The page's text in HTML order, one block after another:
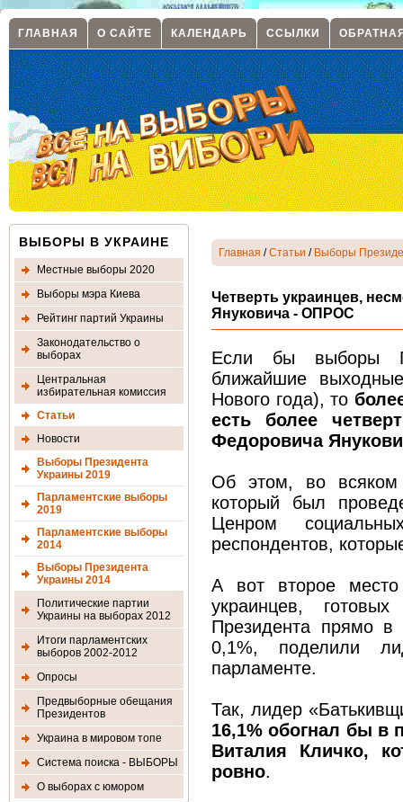
ГЛАВНАЯ О САЙТЕ КАЛЕНДАРЬ ССЫЛКИ
ВЫБОРЫ В УКРАИНЕ
Местные выборы 2020
Выборы мэра Киева
Рейтинг партий Украины
Законодательство о
выборах
Центральная
избирательная комиссия
Статьи
Новости
Выборы Президента
Украины 2019
Парламентские выборы
2019
Парламентские выборы
2014
Выборы Президента
Украины 2014
Политические партии
Украины на выборах 2012
Итоги парламентских
выборов 2002-2012
Опросы
Предвыборные обещания
Президентов
Украина в мировом топе
Система поиска - ВЫБОРЫ
О выборах с юмором
Главная /Статьи / Выборы
Четверть украинцев,
Януковича - ОПРОС
Если бы выборы
ближайшие
Нового года), то
есть более
Федоровича
Об этом, во всяком
который был
Ценром
респондентов,
А вот второе
украинцев,
Президента прямо
0,1%, поделили
парламенте.
Так, лидер
16,1% обогнал бы в
Виталия Кличко,
ровно.